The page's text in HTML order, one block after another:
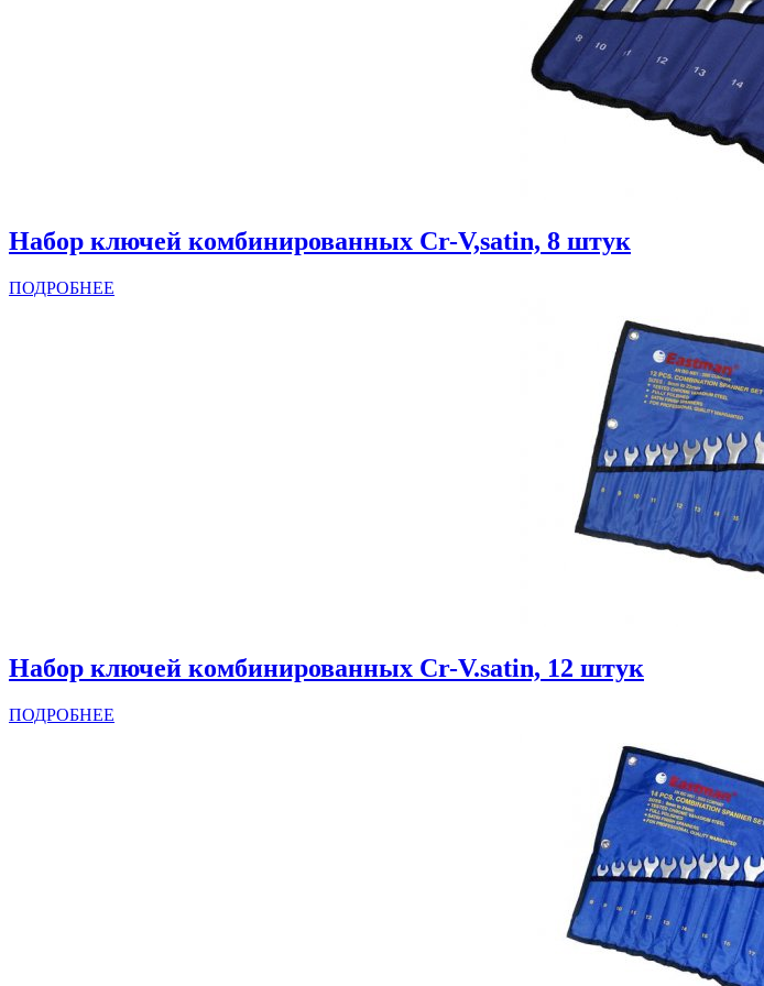
Набор ключей комбинированных Cr-V,satin, 8 штук
ПОДРОБНЕЕ
Набор ключей комбинированных Cr-V.satin, 12 штук
ПОДРОБНЕЕ